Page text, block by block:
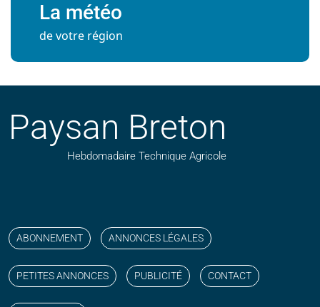
La météo
de votre région
Paysan Breton
Hebdomadaire Technique Agricole
ABONNEMENT ANNONCES LÉGALES
PETITES ANNONCES PUBLICITÉ CONTACT